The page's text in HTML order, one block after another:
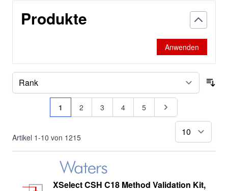
nanoEase
Porasil - µPorasil
Protein-Pak
Torus
Ultrahydrogel
Produkte
Anwenden
Artikel 1-10 von 1215
Seite
Sie lesen gerade Seite
1 Seite
2 Seite
3 Seite
4 Seite
5 Seite
XSelect CSH C18 Method Validation Kit,